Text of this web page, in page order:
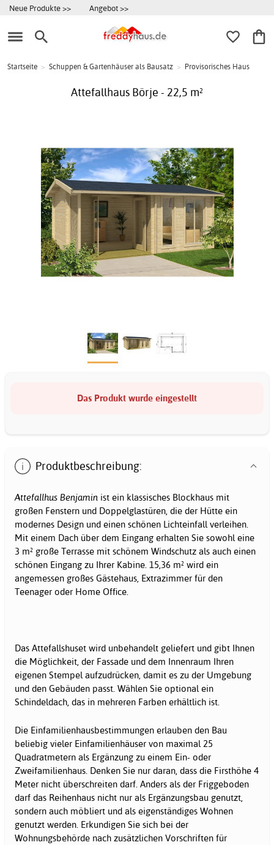
Neue Produkte >> Angebot >>
Startseite > Schuppen & Gartenhäuser als Bausatz > Provisorisches Haus
Attefallhaus Börje - 22,5 m²
Das Produkt wurde eingestellt
Produktbeschreibung:
Attefallhus Benjamin ist ein klassisches Blockhaus mit
großen Fenstern und Doppelglastüren, die der Hütte ein
modernes Design und einen schönen Lichteinfall verleihen.
Mit einem Dach über dem Eingang erhalten Sie sowohl eine
3 m² große Terrasse mit schönem Windschutz als auch einen
schönen Eingang zu Ihrer Kabine. 15,36 m² wird ein
angemessen großes Gästehaus, Extrazimmer für den
Teenager oder Home Office.
Das Attefallshuset wird unbehandelt geliefert und gibt Ihnen
die Möglichkeit, der Fassade und dem Innenraum Ihren
eigenen Stempel aufzudrücken, damit es zu der Umgebung
und den Gebäuden passt. Wählen Sie optional ein
Schindeldach, das in mehreren Farben erhältlich ist.
Die Einfamilienhausbestimmungen erlauben den Bau
beliebig vieler Einfamilienhäuser von maximal 25
Quadratmetern als Ergänzung zu einem Ein- oder
Zweifamilienhaus. Denken Sie nur daran, dass die Firsthöhe 4
Meter nicht überschreiten darf. Anders als der Friggeboden
darf das Reihenhaus nicht nur als Ergänzungsbau genutzt,
sondern auch möbliert und als eigenständiges Wohnen
genutzt werden. Erkundigen Sie sich bei der
Wohnungsbehörde nach zusätzlichen Vorschriften für